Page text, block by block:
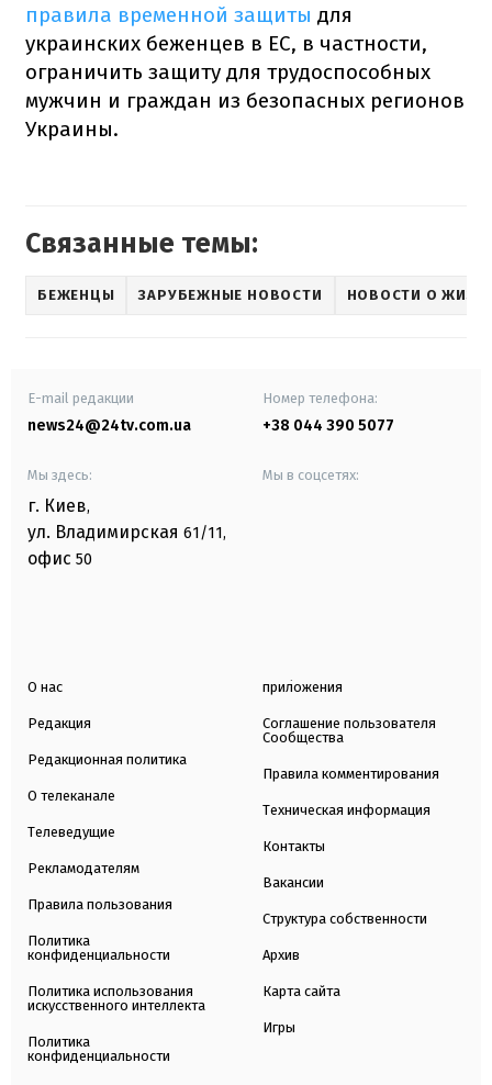
правила временной защиты для
украинских беженцев в ЕС, в частности,
ограничить защиту для трудоспособных
мужчин и граждан из безопасных регионов
Украины.
Связанные темы:
БЕЖЕНЦЫ ЗАРУБЕЖНЫЕ НОВОСТИ НОВОСТИ О
E-mail редакции
news24@24tv.com.ua
Номер телефона:
+38 044 390 5077
Мы здесь:
г. Киев,
ул. Владимирская 61/11,
офис 50
Мы в соцсетях:
О нас
Редакция
Редакционная политика
О телеканале
Телеведущие
Рекламодателям
Правила пользования
Политика
конфиденциальности
Политика использования
искусственного интеллекта
Политика
конфиденциальности
приложения
Соглашение пользователя
Сообщества
Правила комментирования
Техническая информация
Контакты
Вакансии
Структура собственности
Архив
Карта сайта
Игры